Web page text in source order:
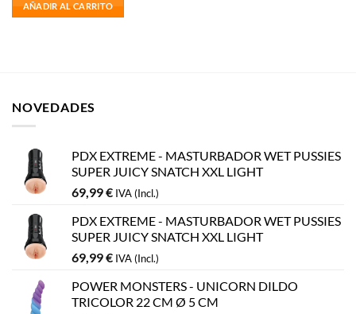
AÑADIR AL CARRITO
NOVEDADES
PDX EXTREME - MASTURBADOR WET PUSSIES
SUPER JUICY SNATCH XXL LIGHT
69,99€ IVA (Incl.)
PDX EXTREME - MASTURBADOR WET PUSSIES
SUPER JUICY SNATCH XXL LIGHT
69,99€ IVA (Incl.)
POWER MONSTERS - UNICORN DILDO
TRICOLOR 22 CM Ø 5 CM